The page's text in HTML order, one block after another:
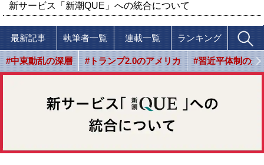
新サービス「新潮QUE」への統合について
最新記事 執筆者一覧 連載一覧 ランキング
#中東動乱の深層 #トランプ2.0のアメリカ #習近平体制の光